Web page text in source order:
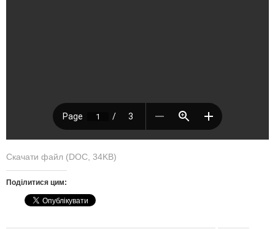
Скачати файл (DOC, 34KB)
Поділитися цим: